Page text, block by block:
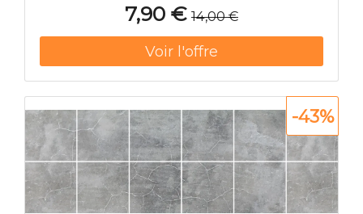
votre sol avec celle de vos murs ! Nos stickers
carrelages sol marbre & imitations adhésif
revêtement de sol marbr
7,90 € 14,00 €
-43%